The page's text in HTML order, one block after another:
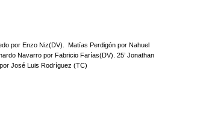
por Enzo Niz(DV).
Matías Perdigón por Nahuel
Navarro por Fabricio Farías(DV). 25’ Jonathan
José Luis Rodríguez (TC)